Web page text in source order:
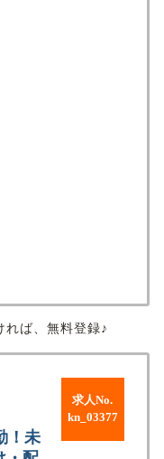
ば、無料登録♪
求人No.
kn_03377
！未